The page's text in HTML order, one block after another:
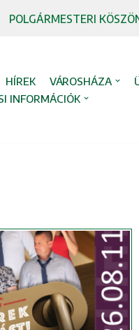
POLGÁRMESTERI
HÍREK VÁROSHÁZA
INFORMÁCIÓK